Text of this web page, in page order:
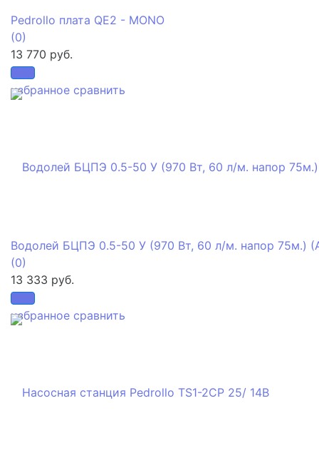
избранное сравнить
Pedrollo плата QE2 - MONO
(0)
13 770 руб.
избранное сравнить
Водолей БЦПЭ 0.5-50 У (970 Вт, 60 л/м. напор 75м.)
(0)
13 333 руб.